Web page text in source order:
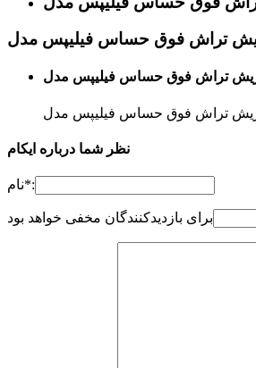
نظر شما درباره ایکام
نام*:
برای بازدیدکنندگان مخفی خواهد بود